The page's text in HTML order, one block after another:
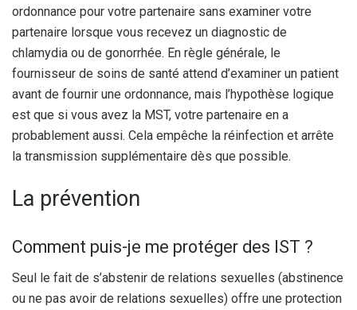
ordonnance pour votre partenaire sans examiner votre
partenaire lorsque vous recevez un diagnostic de
chlamydia ou de gonorrhée. En règle générale, le
fournisseur de soins de santé attend d’examiner un patient
avant de fournir une ordonnance, mais l’hypothèse logique
est que si vous avez la MST, votre partenaire en a
probablement aussi. Cela empêche la réinfection et arrête
la transmission supplémentaire dès que possible.
La prévention
Comment puis-je me protéger des IST ?
Seul le fait de s’abstenir de relations sexuelles (abstinence
ou ne pas avoir de relations sexuelles) offre une protection